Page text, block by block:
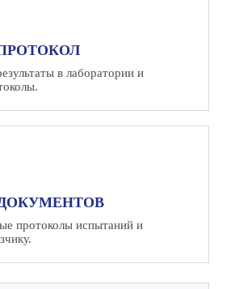
в лаборатории и
протоколы испытаний и